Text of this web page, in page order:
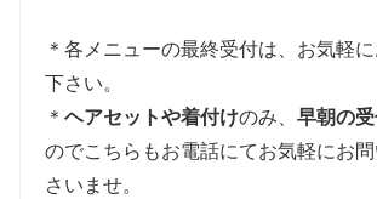
＊各メニューの最終受付は、お気軽
下さい。
＊ ヘアセットや着付けのみ、 早朝の
のでこちらもお電話にてお気軽にお
さいませ。